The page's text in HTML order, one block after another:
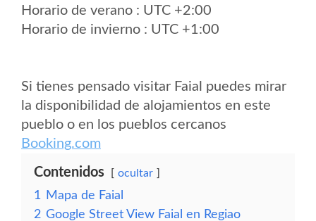
Horario de verano : UTC +2:00
Horario de invierno : UTC +1:00
Si tienes pensado visitar Faial puedes mirar
la disponibilidad de alojamientos en este
pueblo o en los pueblos cercanos
Booking.com
Contenidos ocultar
1
Mapa de Faial
2 Google Street View Faial en Regiao